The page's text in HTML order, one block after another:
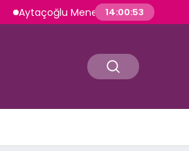
Aytaçoğlu Menemen: Çakallı
14:00:54